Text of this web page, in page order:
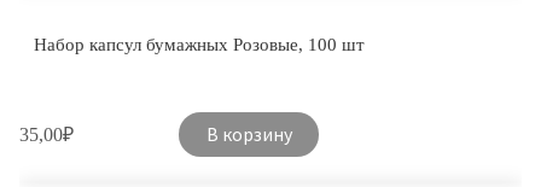
Набор капсул бумажных Розовые, 100 шт
35,00₽ В корзину